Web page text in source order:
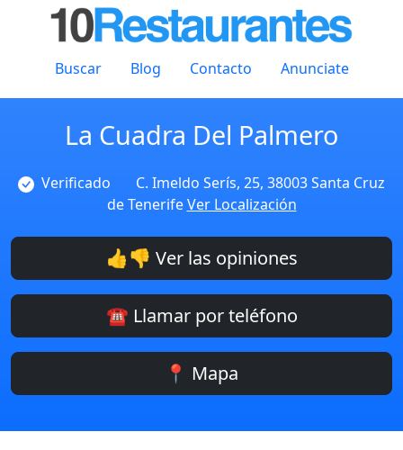
Buscar Blog Contacto Anunciate
La Cuadra Del Palmero
Verificado
C. Imeldo Serís, 25, 38003 Santa Cruz
de TenerifeVer Localización
👍👎 Ver las opiniones
☎️ Llamar por teléfono
📍 Mapa